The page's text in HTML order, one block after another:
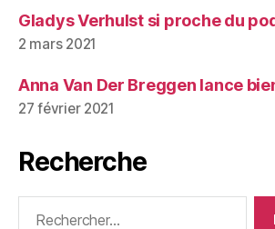
Gladys Verhulst si proche du
2 mars 2021
Anna Van Der Breggen lance
27 février 2021
Recherche